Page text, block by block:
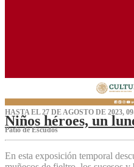
HASTA EL 27 DE AGOSTO DE 2023,
Niños héroes, un
Patio de Escudos
En esta exposición temporal